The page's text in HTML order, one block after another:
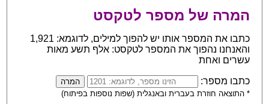
המרה של מספר לטקסט
כתבו את המספר אותו יש להפוך למילים, לדוגמא: 1,921
והאנחנו נהפוך את המספר לטקסט: אלף תשע מאות
עשרים ואחת
כתבו מספר:
* התוצאה חוזרת בעברית ובאנגלית (שפות נוספות בפיתוח)